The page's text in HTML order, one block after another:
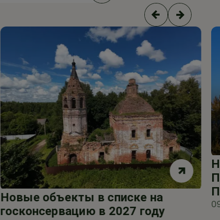
Новые объекты в списке на
госконсервацию в 2027 году